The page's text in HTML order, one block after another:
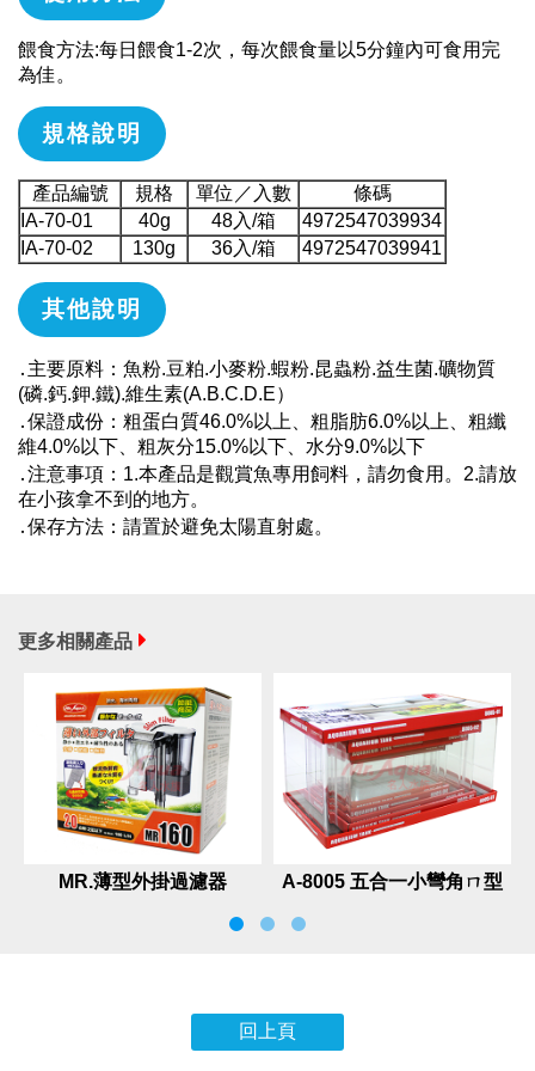
餵食方法:每日餵食1-2次，每次餵食量以5分鐘內可食用完
為佳。
規格說明
產品編號 規格 單位／入數
條碼
IA-70-01
40g 48入/箱
4972547039934
IA-70-02
130g 36入/箱 4972547039941
其他說明
․主要原料：魚粉.豆粕.小麥粉.蝦粉.昆蟲粉.益生菌.礦物質
(磷.鈣.鉀.鐵).維生素(A.B.C.D.E）
․保證成份：粗蛋白質46.0%以上、粗脂肪6.0%以上、粗纖
維4.0%以下、粗灰分15.0%以下、水分9.0%以下
․注意事項：1.本產品是觀賞魚專用飼料，請勿食用。2.請放
在小孩拿不到的地方。
․保存方法：請置於避免太陽直射處。
更多相關產品
MR.薄型外掛過濾器
A-8005 五合一小彎角ㄇ型
回上頁